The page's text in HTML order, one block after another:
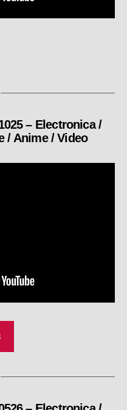
– Electronica /
/ Anime / Video